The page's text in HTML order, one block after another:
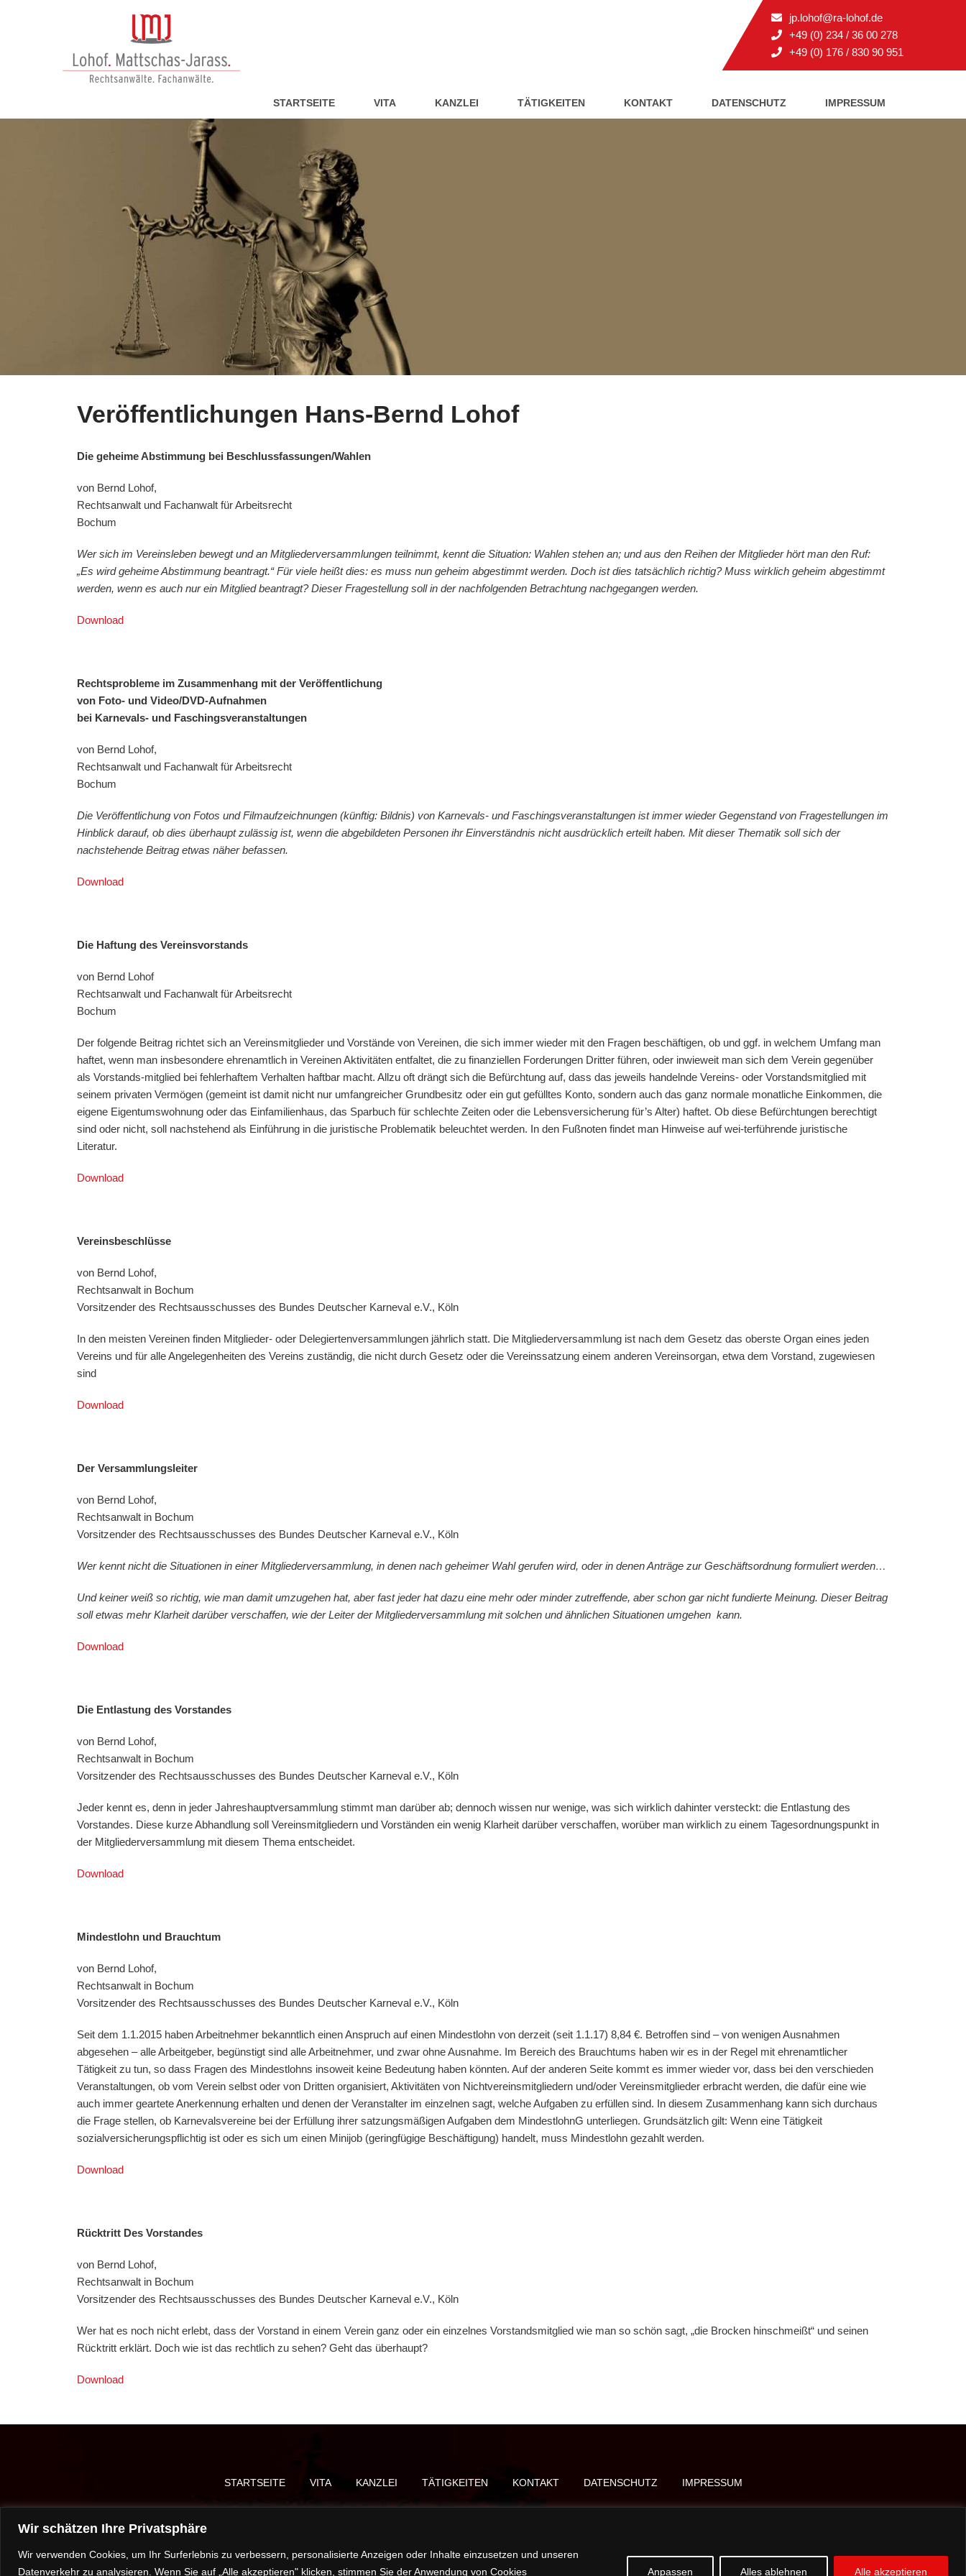
Wir schätzen Ihre Privatsphäre
Wir verwenden Cookies, um Ihr Surferlebnis zu verbessern, personalisierte Anzeigen oder Inhalte einzusetzen und unseren
Datenverkehr zu analysieren. Wenn Sie auf „Alle akzeptieren" klicken, stimmen Sie der Anwendung von Cookies
Anpassen Alles ablehnen Alle akzeptieren
jp.lohof@ra-lohof.de
+49 (0) 234 / 36 00 278
+49 (0) 176 / 830 90 951
STARTSEITE VITA KANZLEI TÄTIGKEITEN KONTAKT DATENSCHUTZ IMPRESSUM
Veröffentlichungen Hans-Bernd Lohof
Die geheime Abstimmung bei Beschlussfassungen/Wahlen
von Bernd Lohof,
Rechtsanwalt und Fachanwalt für Arbeitsrecht
Bochum
Wer sich im Vereinsleben bewegt und an Mitgliederversammlungen teilnimmt, kennt die Situation: Wahlen stehen an; und aus den Reihen der Mitglieder hört man den Ruf:
„Es wird geheime Abstimmung beantragt.“ Für viele heißt dies: es muss nun geheim abgestimmt werden. Doch ist dies tatsächlich richtig? Muss wirklich geheim abgestimmt
werden, wenn es auch nur ein Mitglied beantragt? Dieser Fragestellung soll in der nachfolgenden Betrachtung nachgegangen werden.
Download
Rechtsprobleme im Zusammenhang mit der Veröffentlichung
von Foto- und Video/DVD-Aufnahmen
bei Karnevals- und Faschingsveranstaltungen
von Bernd Lohof,
Rechtsanwalt und Fachanwalt für Arbeitsrecht
Bochum
Die Veröffentlichung von Fotos und Filmaufzeichnungen (künftig: Bildnis) von Karnevals- und Faschingsveranstaltungen ist immer wieder Gegenstand von Fragestellungen im
Hinblick darauf, ob dies überhaupt zulässig ist, wenn die abgebildeten Personen ihr Einverständnis nicht ausdrücklich erteilt haben. Mit dieser Thematik soll sich der
nachstehende Beitrag etwas näher befassen.
Download
Die Haftung des Vereinsvorstands
von Bernd Lohof
Rechtsanwalt und Fachanwalt für Arbeitsrecht
Bochum
Der folgende Beitrag richtet sich an Vereinsmitglieder und Vorstände von Vereinen, die sich immer wieder mit den Fragen beschäftigen, ob und ggf. in welchem Umfang man
haftet, wenn man insbesondere ehrenamtlich in Vereinen Aktivitäten entfaltet, die zu finanziellen Forderungen Dritter führen, oder inwieweit man sich dem Verein gegenüber
als Vorstands-mitglied bei fehlerhaftem Verhalten haftbar macht. Allzu oft drängt sich die Befürchtung auf, dass das jeweils handelnde Vereins- oder Vorstandsmitglied mit
seinem privaten Vermögen (gemeint ist damit nicht nur umfangreicher Grundbesitz oder ein gut gefülltes Konto, sondern auch das ganz normale monatliche Einkommen, die
eigene Eigentumswohnung oder das Einfamilienhaus, das Sparbuch für schlechte Zeiten oder die Lebensversicherung für’s Alter) haftet. Ob diese Befürchtungen berechtigt
sind oder nicht, soll nachstehend als Einführung in die juristische Problematik beleuchtet werden. In den Fußnoten findet man Hinweise auf wei-terführende juristische
Literatur.
Download
Vereinsbeschlüsse
von Bernd Lohof,
Rechtsanwalt in Bochum
Vorsitzender des Rechtsausschusses des Bundes Deutscher Karneval e.V., Köln
In den meisten Vereinen finden Mitglieder- oder Delegiertenversammlungen jährlich statt. Die Mitgliederversammlung ist nach dem Gesetz das oberste Organ eines jeden
Vereins und für alle Angelegenheiten des Vereins zuständig, die nicht durch Gesetz oder die Vereinssatzung einem anderen Vereinsorgan, etwa dem Vorstand, zugewiesen
sind
Download
Der Versammlungsleiter
von Bernd Lohof,
Rechtsanwalt in Bochum
Vorsitzender des Rechtsausschusses des Bundes Deutscher Karneval e.V., Köln
Wer kennt nicht die Situationen in einer Mitgliederversammlung, in denen nach geheimer Wahl gerufen wird, oder in denen Anträge zur Geschäftsordnung formuliert werden…
Und keiner weiß so richtig, wie man damit umzugehen hat, aber fast jeder hat dazu eine mehr oder minder zutreffende, aber schon gar nicht fundierte Meinung. Dieser Beitrag
soll etwas mehr Klarheit darüber verschaffen, wie der Leiter der Mitgliederversammlung mit solchen und ähnlichen Situationen umgehen kann.
Download
Die Entlastung des Vorstandes
von Bernd Lohof,
Rechtsanwalt in Bochum
Vorsitzender des Rechtsausschusses des Bundes Deutscher Karneval e.V., Köln
Jeder kennt es, denn in jeder Jahreshauptversammlung stimmt man darüber ab; dennoch wissen nur wenige, was sich wirklich dahinter versteckt: die Entlastung des
Vorstandes. Diese kurze Abhandlung soll Vereinsmitgliedern und Vorständen ein wenig Klarheit darüber verschaffen, worüber man wirklich zu einem Tagesordnungspunkt in
der Mitgliederversammlung mit diesem Thema entscheidet.
Download
Mindestlohn und Brauchtum
von Bernd Lohof,
Rechtsanwalt in Bochum
Vorsitzender des Rechtsausschusses des Bundes Deutscher Karneval e.V., Köln
Seit dem 1.1.2015 haben Arbeitnehmer bekanntlich einen Anspruch auf einen Mindestlohn von derzeit (seit 1.1.17) 8,84 €. Betroffen sind – von wenigen Ausnahmen
abgesehen – alle Arbeitgeber, begünstigt sind alle Arbeitnehmer, und zwar ohne Ausnahme. Im Bereich des Brauchtums haben wir es in der Regel mit ehrenamtlicher
Tätigkeit zu tun, so dass Fragen des Mindestlohns insoweit keine Bedeutung haben könnten. Auf der anderen Seite kommt es immer wieder vor, dass bei den verschieden
Veranstaltungen, ob vom Verein selbst oder von Dritten organisiert, Aktivitäten von Nichtvereinsmitgliedern und/oder Vereinsmitglieder erbracht werden, die dafür eine wie
auch immer geartete Anerkennung erhalten und denen der Veranstalter im einzelnen sagt, welche Aufgaben zu erfüllen sind. In diesem Zusammenhang kann sich durchaus
die Frage stellen, ob Karnevalsvereine bei der Erfüllung ihrer satzungsmäßigen Aufgaben dem MindestlohnG unterliegen. Grundsätzlich gilt: Wenn eine Tätigkeit
sozialversicherungspflichtig ist oder es sich um einen Minijob (geringfügige Beschäftigung) handelt, muss Mindestlohn gezahlt werden.
Download
Rücktritt Des Vorstandes
von Bernd Lohof,
Rechtsanwalt in Bochum
Vorsitzender des Rechtsausschusses des Bundes Deutscher Karneval e.V., Köln
Wer hat es noch nicht erlebt, dass der Vorstand in einem Verein ganz oder ein einzelnes Vorstandsmitglied wie man so schön sagt, „die Brocken hinschmeißt“ und seinen
Rücktritt erklärt. Doch wie ist das rechtlich zu sehen? Geht das überhaupt?
Download
STARTSEITE VITA KANZLEI TÄTIGKEITEN KONTAKT DATENSCHUTZ IMPRESSUM